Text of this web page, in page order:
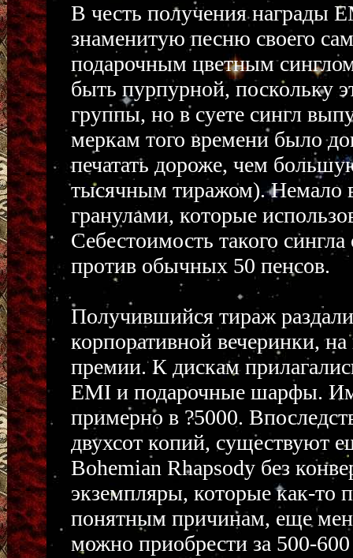
В честь получения награды
знаменитую песню своего
подарочным цветным
быть пурпурной, поскольку
группы, но в суете сингл
меркам того времени было
печатать дороже, чем
тысячным тиражом). Немало
гранулами, которые
Себестоимость такого
против обычных 50 пенсов.
Получившийся тираж
корпоративной вечеринки,
премии. К дискам
EMI и подарочные шарфы.
примерно в ?5000.
двухсот копий, существуют
Bohemian Rhapsody без
экземпляры, которые как-то
понятным причинам, еще
можно приобрести за 500-